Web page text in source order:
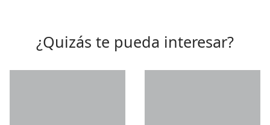
¿Quizás te pueda interesar?